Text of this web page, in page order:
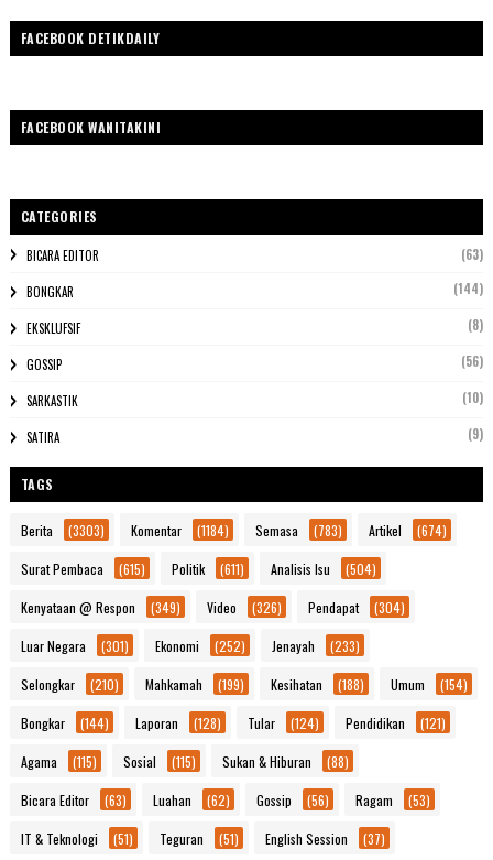
FACEBOOK DETIKDAILY
FACEBOOK WANITAKINI
CATEGORIES
BICARA EDITOR (63)
BONGKAR (144)
EKSKLUFSIF (8)
GOSSIP (56)
SARKASTIK (10)
SATIRA (9)
TAGS
Berita (3303) Komentar (1184) Semasa (783) Artikel (674)
Surat Pembaca (615) Politik (611) Analisis Isu (504)
Kenyataan @ Respon (349) Video (326) Pendapat (304)
Luar Negara (301) Ekonomi (252) Jenayah (233)
Selongkar (210) Mahkamah (199) Kesihatan (188) Umum (154)
Bongkar (144) Laporan (128) Tular (124) Pendidikan (121)
Agama (115) Sosial (115) Sukan & Hiburan (88)
Bicara Editor (63) Luahan (62) Gossip (56) Ragam (53)
IT & Teknologi (51) Teguran (51) English Session (37)